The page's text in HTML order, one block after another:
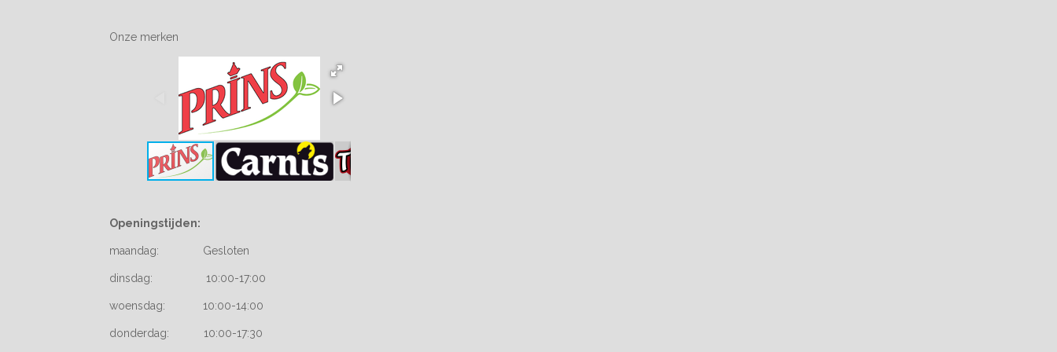
Onze merken
Openingstijden:
maandag: Gesloten
dinsdag: 10:00-17:00
woensdag: 10:00-14:00
donderdag: 10:00-17:30